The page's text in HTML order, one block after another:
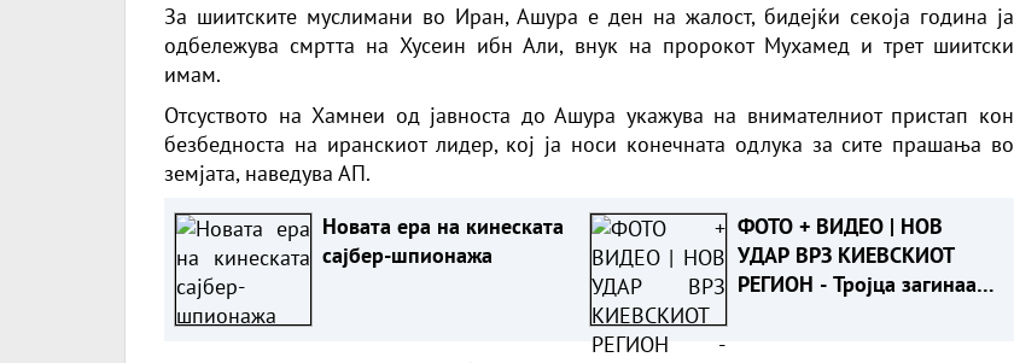
обновува извозот на
нафта
За шиитските муслимани во Иран, Ашура е ден на жалост, бидејќи секоја година ја
одбележува смртта на Хусеин ибн Али, внук на пророкот Мухамед и трет шиитски
имам.
Отсуството на Хамнеи од јавноста до Ашура укажува на внимателниот пристап кон
безбедноста на иранскиот лидер, кој ја носи конечната одлука за сите прашања во
земјата, наведува АП.
Новата ера на кинеската
сајбер-шпионажа
ФОТО + ВИДЕО | НОВ
УДАР ВРЗ КИЕВСКИОТ
РЕГИОН - Тројца загинаа,